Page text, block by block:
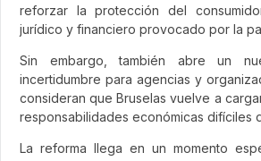
reforzar la protección del
jurídico y financiero provocado por la
Sin embargo, también abre un
incertidumbre para agencias y
consideran que Bruselas vuelve a
responsabilidades económicas difíciles
La reforma llega en un momento